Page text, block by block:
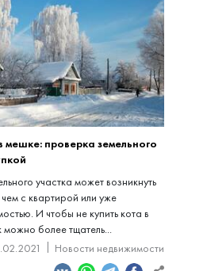
мешке: проверка земельного
участка может возникнуть
с квартирой или уже
И чтобы не купить кота в
более тщатель...
Новости недвижимости